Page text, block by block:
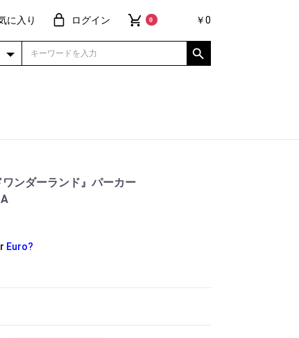
に入り ログイン 0 ￥0
ワンダーランド』パーカー
Euro?